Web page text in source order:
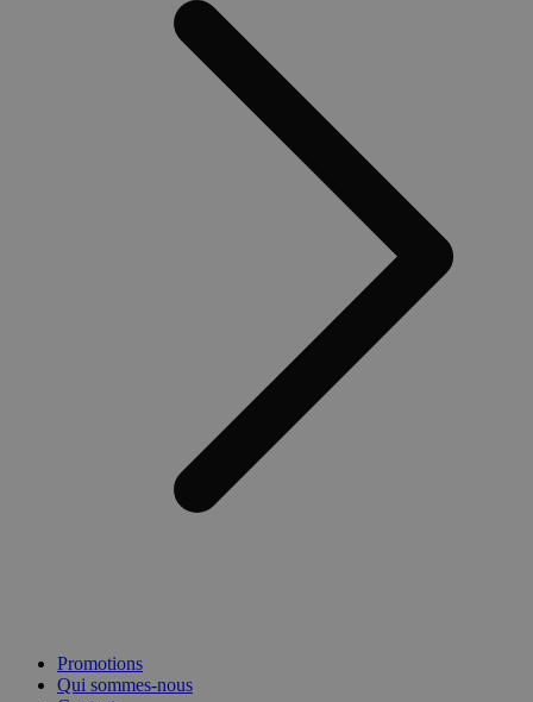
Promotions
Qui sommes-nous